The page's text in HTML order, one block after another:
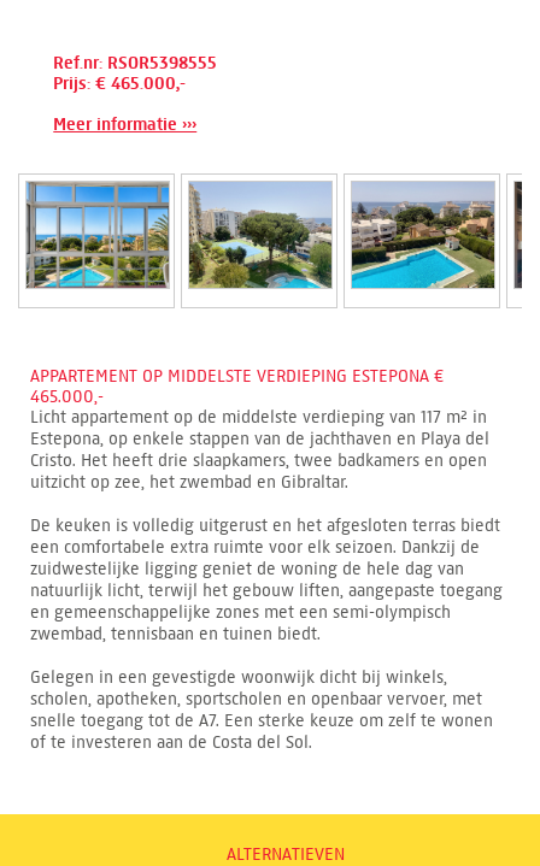
Ref.nr: RSOR5398555
Prijs: € 465.000,-
Meer informatie ›››
APPARTEMENT OP MIDDELSTE VERDIEPING ESTEPONA €
465.000,-
Licht appartement op de middelste verdieping van 117 m² in
Estepona, op enkele stappen van de jachthaven en Playa del
Cristo. Het heeft drie slaapkamers, twee badkamers en open
uitzicht op zee, het zwembad en Gibraltar.
De keuken is volledig uitgerust en het afgesloten terras biedt
een comfortabele extra ruimte voor elk seizoen. Dankzij de
zuidwestelijke ligging geniet de woning de hele dag van
natuurlijk licht, terwijl het gebouw liften, aangepaste toegang
en gemeenschappelijke zones met een semi-olympisch
zwembad, tennisbaan en tuinen biedt.
Gelegen in een gevestigde woonwijk dicht bij winkels,
scholen, apotheken, sportscholen en openbaar vervoer, met
snelle toegang tot de A7. Een sterke keuze om zelf te wonen
of te investeren aan de Costa del Sol.
ALTERNATIEVEN